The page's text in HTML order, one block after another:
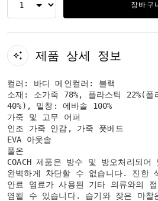
장바구
제품 상세 정보
컬러: 바디 메인컬러: 블랙
소재: 소가죽 78%, 플라스틱 22%(폴
40%), 밑창: 에바솔 100%
가죽 및 고무 어퍼
인조 가죽 안감, 가죽 풋베드
EVA 아웃솔
풀온
COACH 제품은 방수 및 방오처리되
완벽하게 차단할 수 없습니다. 진한
안료 염료가 사용된 기타 의류와의
염될 수 있습니다. 습기와 잦은 마찰